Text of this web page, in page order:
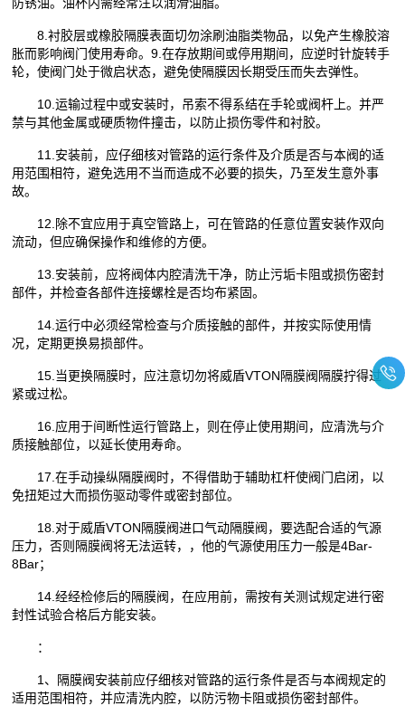
8.衬胶层或橡胶隔膜表面切勿涂刷油脂类物品，以免产生橡胶溶
胀而影响阀门使用寿命。9.在存放期间或停用期间，应逆时针旋转手
轮，使阀门处于微启状态，避免使隔膜因长期受压而失去弹性。
10.运输过程中或安装时，吊索不得系结在手轮或阀杆上。并严
禁与其他金属或硬质物件撞击，以防止损伤零件和衬胶。
11.安装前，应仔细核对管路的运行条件及介质是否与本阀的适
用范围相符，避免选用不当而造成不必要的损失，乃至发生意外事
故。
12.除不宜应用于真空管路上，可在管路的任意位置安装作双向
流动，但应确保操作和维修的方便。
13.安装前，应将阀体内腔清洗干净，防止污垢卡阻或损伤密封
部件，并检查各部件连接螺栓是否均布紧固。
14.运行中必须经常检查与介质接触的部件，并按实际使用情
况，定期更换易损部件。
15.当更换隔膜时，应注意切勿将威盾VTON隔膜阀隔膜拧得过
紧或过松。
16.应用于间断性运行管路上，则在停止使用期间，应清洗与介
质接触部位，以延长使用寿命。
17.在手动操纵隔膜阀时，不得借助于辅助杠杆使阀门启闭，以
免扭矩过大而损伤驱动零件或密封部位。
18.对于威盾VTON隔膜阀进口气动隔膜阀，要选配合适的气源
压力，否则隔膜阀将无法运转，，他的气源使用压力一般是4Bar-
8Bar；
14.经经检修后的隔膜阀，在应用前，需按有关测试规定进行密
封性试验合格后方能安装。
：
1、隔膜阀安装前应仔细核对管路的运行条件是否与本阀规定的
适用范围相符，并应清洗内腔，以防污物卡阻或损伤密封部件。